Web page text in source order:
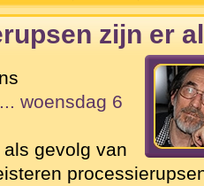
zijn er
... woensdag 6
gevolg van